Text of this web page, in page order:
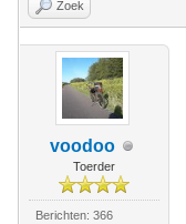
Zoek
voodoo
Toerder
Berichten: 366